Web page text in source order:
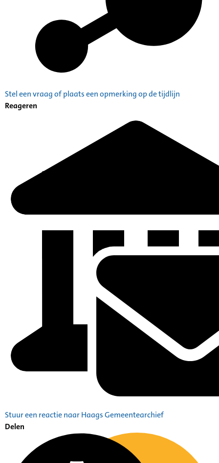
Stel een vraag of plaats een opmerking op de tijdlijn
Reageren
Stuur een reactie naar Haags Gemeentearchief
Delen